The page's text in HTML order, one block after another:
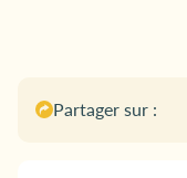
Partager sur :